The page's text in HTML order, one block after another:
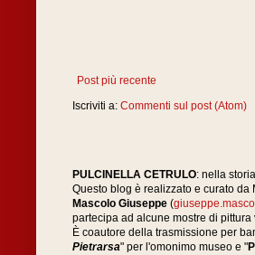
Post più recente
Iscriviti a: Commenti sul post (Atom)
PULCINELLA CETRULO: nella
Questo blog è realizzato e curato da
Mascolo Giuseppe (
partecipa ad alcune mostre di pittura
È coautore della trasmissione per
Pietrarsa" per l'omonimo museo e "